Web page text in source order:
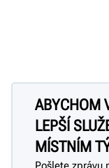
ABYCHOM
LEPŠÍ
MÍSTNÍM